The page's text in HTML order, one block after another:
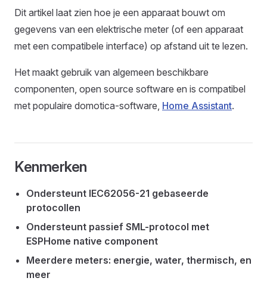
Dit artikel laat zien hoe je een apparaat bouwt om
gegevens van een elektrische meter (of een apparaat
met een compatibele interface) op afstand uit te lezen.
Het maakt gebruik van algemeen beschikbare
componenten, open source software en is compatibel
met populaire domotica-software, Home Assistant.
Kenmerken
Ondersteunt IEC62056-21 gebaseerde
protocollen
Ondersteunt passief SML-protocol met
ESPHome native component
Meerdere meters: energie, water, thermisch, en
meer